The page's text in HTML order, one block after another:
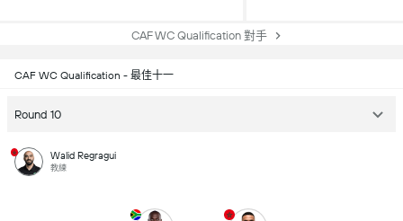
CAF WC Qualification 對手
CAF WC Qualification - 最佳十一
Round 10
Walid Regragui
教練